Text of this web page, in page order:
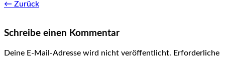
← Zurück
Schreibe einen Kommentar
Deine E-Mail-Adresse wird nicht veröffentlicht. Erforderliche